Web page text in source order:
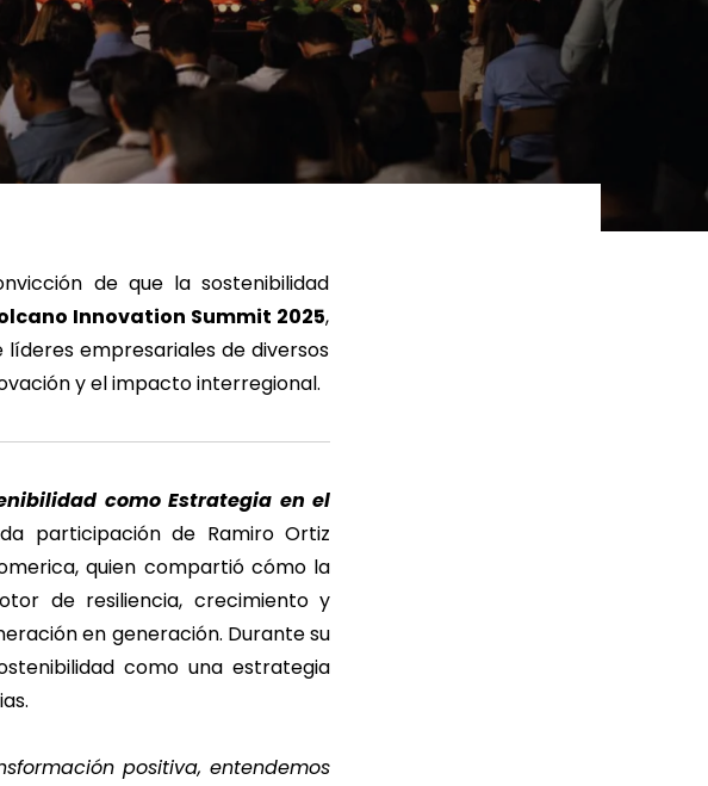
LEER MÁS
de que la sostenibilidad
Innovation Summit 2025,
empresariales de diversos
y el impacto interregional.
como Estrategia en el
participación de Ramiro Ortiz
quien compartió cómo la
de resiliencia, crecimiento y
en generación. Durante su
como una estrategia
positiva, entendemos